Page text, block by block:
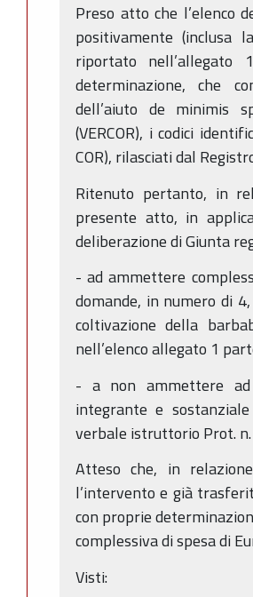
Preso atto che l’elenco
positivamente (inclusa
riportato
determinazione, che
dell’aiuto de minimis
(VERCOR), i codici
COR), rilasciati dal
Ritenuto pertanto, in
presente atto, in
deliberazione di Giunta
- ad ammettere
domande, in numero di
coltivazione della
nell’elenco allegato 1
- a non ammettere ad
integrante e
verbale istruttorio Prot.
Atteso che, in
l’intervento e già
con proprie
complessiva di spesa di
Visti: